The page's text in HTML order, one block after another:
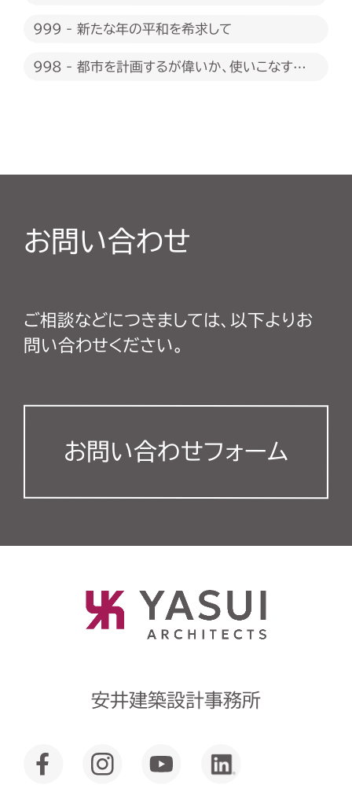
999 - 新たな年の平和を希求して
998 - 都市を計画するが偉いか、使いこなすが
お問い合わせ
ご相談などにつきましては、以下よりお
問い合わせください。
お問い合わせフォーム
安井建築設計事務所